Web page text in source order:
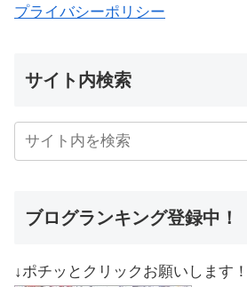
プライバシーポリシー
サイト内検索
ブログランキング登録中！
↓ポチッとクリックお願いします！